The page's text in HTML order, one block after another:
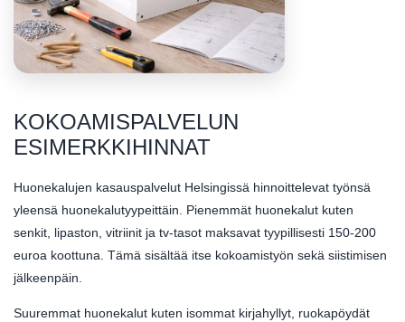
KOKOAMISPALVELUN
ESIMERKKIHINNAT
Huonekalujen kasauspalvelut Helsingissä hinnoittelevat työnsä
yleensä huonekalutyypeittäin. Pienemmät huonekalut kuten
senkit, lipaston, vitriinit ja tv-tasot maksavat tyypillisesti 150-200
euroa koottuna. Tämä sisältää itse kokoamistyön sekä siistimisen
jälkeenpäin.
Suuremmat huonekalut kuten isommat kirjahyllyt, ruokapöydät